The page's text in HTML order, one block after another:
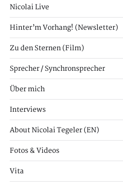
Nicolai Live
Hinter’m Vorhang! (Newsletter)
Zu den Sternen (Film)
Sprecher / Synchronsprecher
Über mich
Interviews
About Nicolai Tegeler (EN)
Fotos & Videos
Vita